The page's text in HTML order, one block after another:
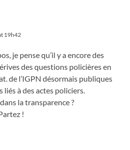
19h42
je pense qu’il y a encore des
des questions policières en
de l’IGPN désormais publiques
liés à des actes policiers.
la transparence ?
!